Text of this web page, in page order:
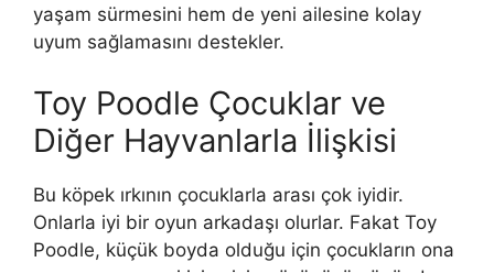
yaşam sürmesini hem de yeni ailesine kolay
uyum sağlamasını destekler.
Toy Poodle Çocuklar ve
Diğer Hayvanlarla İlişkisi
Bu köpek ırkının çocuklarla arası çok iyidir.
Onlarla iyi bir oyun arkadaşı olurlar. Fakat Toy
Poodle, küçük boyda olduğu için çocukların ona